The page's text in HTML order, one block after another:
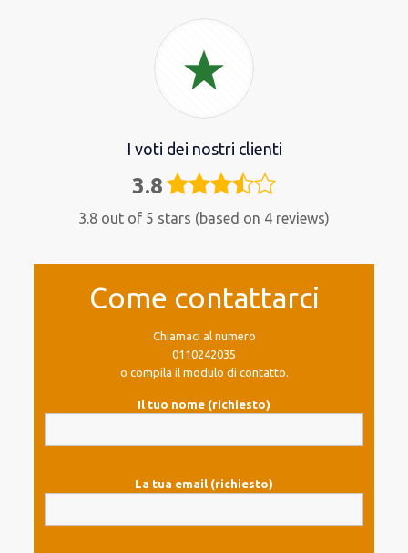
I voti dei nostri clienti
3.8 3,8
3.8 out of 5 stars (based on 4 reviews)
Come contattarci
Chiamaci al numero
0110242035
o compila il modulo di contatto.
Il tuo nome (richiesto)
La tua email (richiesto)